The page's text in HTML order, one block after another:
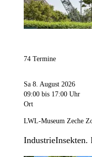
74 Termine
Sa 8. August 2026
09:00 bis 17:00 Uhr
Ort
LWL-Museum Zeche
IndustrieInsekten.